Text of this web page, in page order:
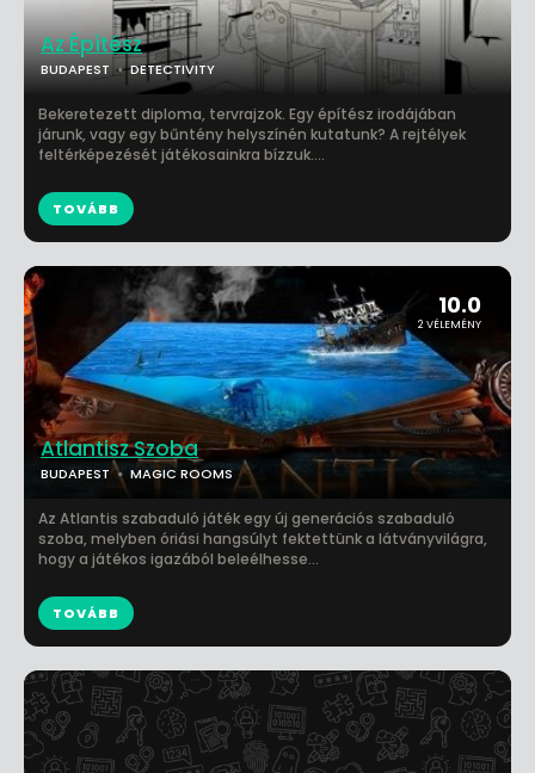
Az Építész
BUDAPEST DETECTIVITY
Bekeretezett diploma, tervrajzok. Egy építész irodájában
járunk, vagy egy bűntény helyszínén kutatunk? A rejtélyek
feltérképezését játékosainkra bízzuk....
TOVÁBB
10.0
2 VÉLEMÉNY
Atlantisz Szoba
BUDAPEST MAGIC ROOMS
Az Atlantis szabaduló játék egy új generációs szabaduló
szoba, melyben óriási hangsúlyt fektettünk a látványvilágra,
hogy a játékos igazából beleélhesse...
TOVÁBB